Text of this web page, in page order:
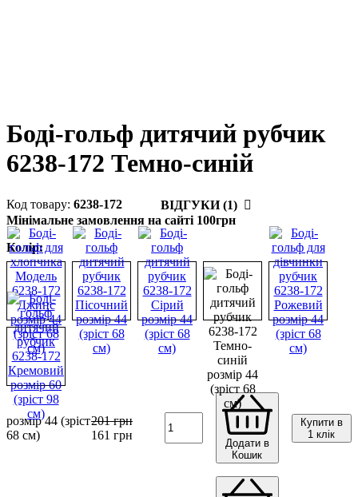
Боді-гольф дитячий рубчик
6238-172 Темно-синій
6238-172
ВІДГУКИ (1)
Мінімальне замовлення на сайті 100грн
Колір:
розмір 44 (зріст
68 см)
201грн
161 грн
Додати в
Кошик
Купити в
1 клік